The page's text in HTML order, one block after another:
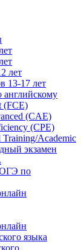
лет
13-17 лет
английскому
(FCE)
(CAE)
(CPE)
Training/Academic
экзамен
по
языка